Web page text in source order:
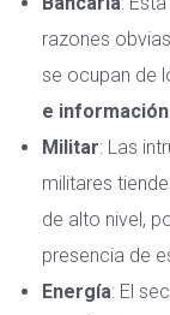
razones
se ocupan de
e
Militar: Las
militares
de alto nivel,
presencia de
Energía: El